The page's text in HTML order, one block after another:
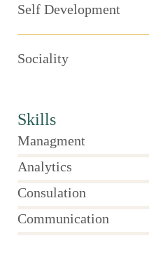
Self Development
Sociality
Skills
Managment
Analytics
Consulation
Communication